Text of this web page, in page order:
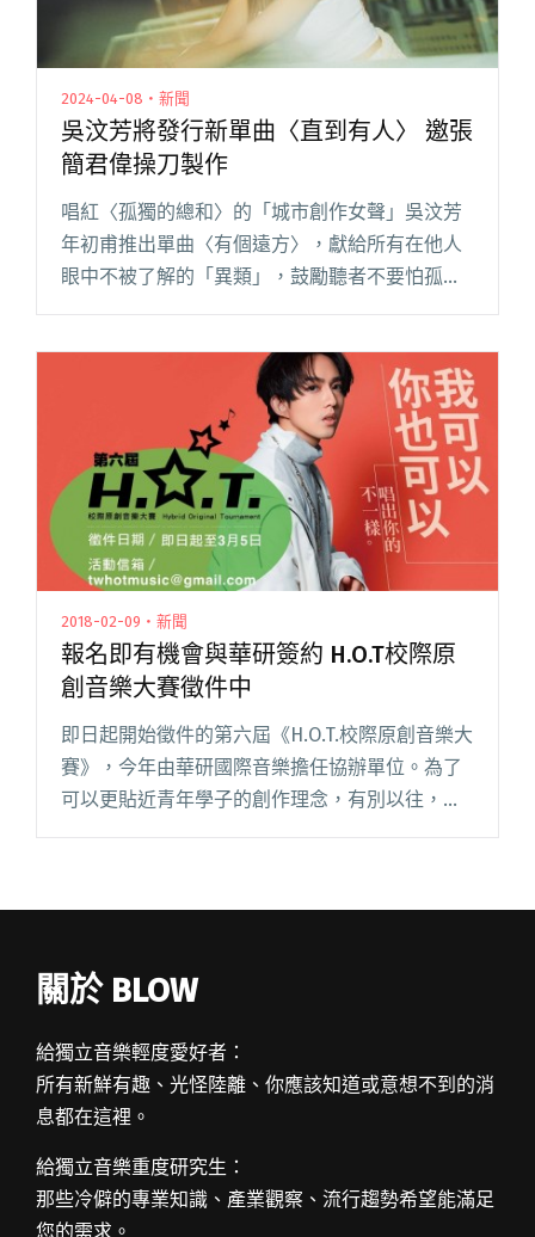
2024-04-08・新聞
吳汶芳將發行新單曲〈直到有人〉 邀張
簡君偉操刀製作
唱紅〈孤獨的總和〉的「城市創作女聲」吳汶芳
年初甫推出單曲〈有個遠方〉，獻給所有在他人
眼中不被了解的「異類」，鼓勵聽者不要怕孤
鳴，更將她冠上「孤獨系歌手」之稱。閱讀全文
"吳汶芳將發行新單曲〈直到有人〉 邀張簡君偉
2018-02-09・新聞
報名即有機會與華研簽約 H.O.T校際原
創音樂大賽徵件中
即日起開始徵件的第六屆《H.O.T.校際原創音樂大
賽》，今年由華研國際音樂擔任協辦單位。為了
可以更貼近青年學子的創作理念，有別以往，特
別邀請了林宥嘉擔任學級長，希望藉由林宥嘉自
關於 BLOW
給獨立音樂輕度愛好者：
所有新鮮有趣、光怪陸離、你應該知道或意想不到的消
息都在這裡。
給獨立音樂重度研究生：
那些冷僻的專業知識、產業觀察、流行趨勢希望能滿足
您的需求。